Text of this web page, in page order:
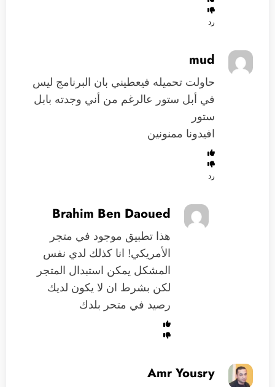
رد
mud
حاولت تحميله فيعطيني بان البرنامج ليس
في أبل ستور عالرغم من أني وجدته بابل
ستور
افيدونا ممنونين
رد
Brahim Ben Daoued
هذا تطبيق موجود في متجر
الأمريكي! انا كذلك لدي نفس
المشكل يمكن استبدال المتجر
لكن بشرط ان لا يكون لديك
رصيد في متحر بلدك
Amr Yousry